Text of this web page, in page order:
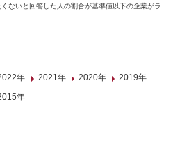
ないと回答した人の割合が基準値以下の企業がラ
年 2021年 2020年
2019年
年